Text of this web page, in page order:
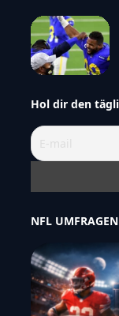
Hol dir den
NFL UMFRAGEN